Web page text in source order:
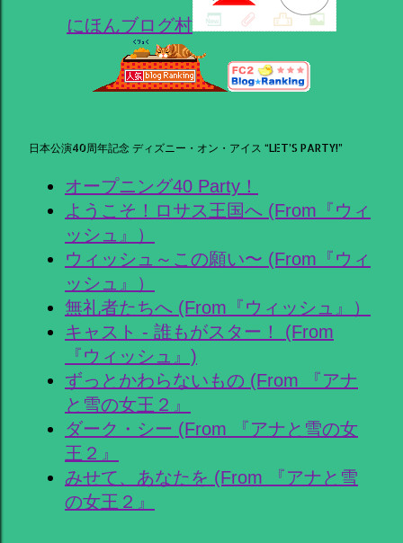
にほんブログ村
日本公演40周年記念 ディズニー・オン・アイス “LET’S PARTY!”
オープニング40 Party！
ようこそ！ロサス王国へ (From『ウィ
ッシュ』）
ウィッシュ～この願い〜 (From『ウィ
ッシュ』）
無礼者たちへ (From『ウィッシュ』）
キャスト - 誰もがスター！ (From
『ウィッシュ』)
ずっとかわらないもの (From 『アナ
と雪の女王２』
ダーク・シー (From 『アナと雪の女
王２』
みせて、あなたを (From 『アナと雪
の女王２』